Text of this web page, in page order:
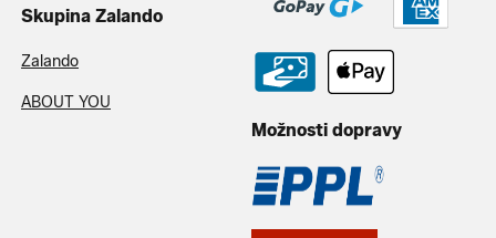
Skupina Zalando
Zalando
ABOUT YOU
Možnosti dopravy